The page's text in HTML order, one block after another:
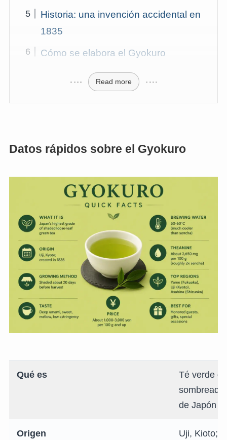
Historia: una invención accidental en
1835
Cómo se elabora el Gyokuro
Read more
Datos rápidos sobre el Gyokuro
Qué es
Té verde
de Japón
Origen Uji, Kioto;